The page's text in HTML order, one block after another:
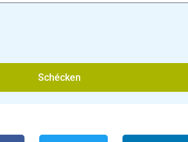
Schécken